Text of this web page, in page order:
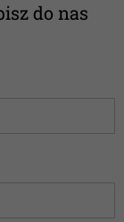
do nas